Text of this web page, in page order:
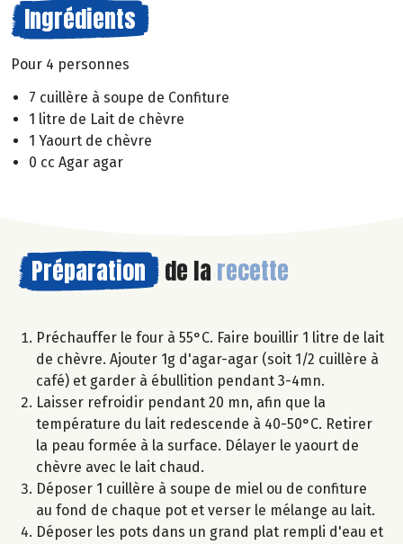
Ingrédients
Pour 4 personnes
7 cuillère à soupe de Confiture
1 litre de Lait de chèvre
1 Yaourt de chèvre
0 cc Agar agar
Préparation de la recette
Préchauffer le four à 55°C. Faire bouillir 1 litre de lait
de chèvre. Ajouter 1g d'agar-agar (soit 1/2 cuillère à
café) et garder à ébullition pendant 3-4mn.
Laisser refroidir pendant 20 mn, afin que la
température du lait redescende à 40-50°C. Retirer
la peau formée à la surface. Délayer le yaourt de
chèvre avec le lait chaud.
Déposer 1 cuillère à soupe de miel ou de confiture
au fond de chaque pot et verser le mélange au lait.
Déposer les pots dans un grand plat rempli d'eau et